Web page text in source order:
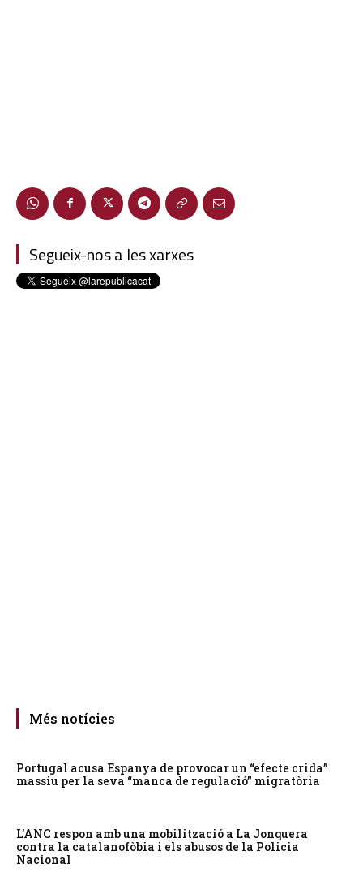
Segueix-nos a les xarxes
Més notícies
Portugal acusa Espanya de provocar un “efecte crida”
massiu per la seva “manca de regulació” migratòria
L’ANC respon amb una mobilització a La Jonquera
contra la catalanofòbia i els abusos de la Policia
Nacional